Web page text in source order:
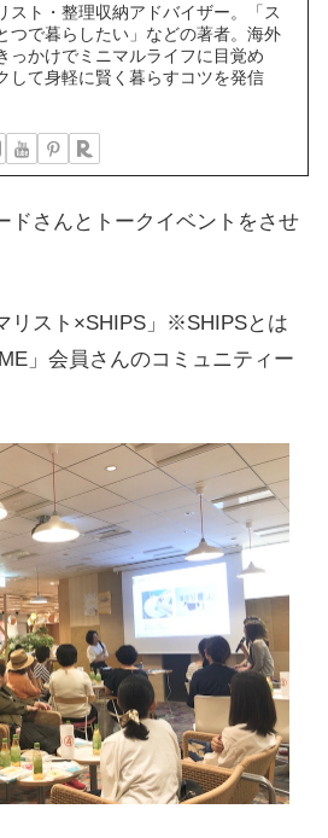
スト・整理収納アドバイザー。「ス
つで暮らしたい」などの著者。海外
っかけでミニマルライフに目覚め
して身軽に賢く暮らすコツを発信
ドさんとトークイベントをさせ
リスト×SHIPS」※SHIPSとは
」会員さんのコミュニティー